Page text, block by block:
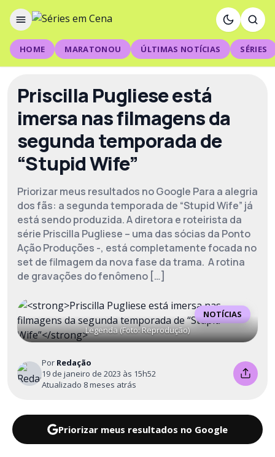
HOME MARATONOU ÚLTIMAS NOTÍCIAS SÉRIES
Priscilla Pugliese está
imersa nas filmagens da
segunda temporada de
“Stupid Wife”
Priorizar meus resultados no Google Para a alegria
dos fãs: a segunda temporada de “Stupid Wife” já
está sendo produzida. A diretora e roteirista da
série Priscilla Pugliese – uma das sócias da Ponto
Ação Produções -, está completamente focada no
set de filmagem da nova fase da trama. A rotina
de gravações do fenômeno […]
NOTÍCIAS
Legenda (Foto: Reprodução)
Por Redação
19 de janeiro de 2023 às 15h52
Atualizado 8 meses atrás
Priorizar meus resultados no Google